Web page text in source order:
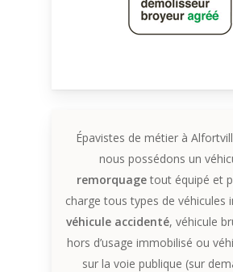
Épavistes de métier à
nous possédons un
remorquagetout équipé et
charge tous types de véhicules
véhicule accidenté, véhicule
hors d’usage immobilisé ou
sur la voie publique (sur